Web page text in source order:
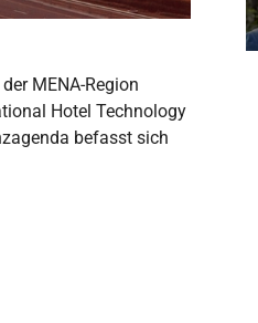
MENA-Region
Hotel Technology
befasst sich